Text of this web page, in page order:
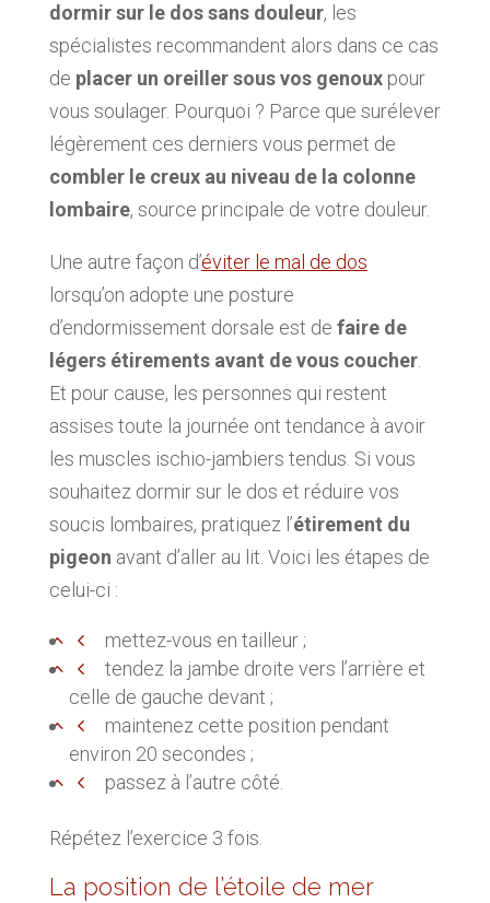
dormir sur le dos sans douleur, les
spécialistes recommandent alors dans ce cas
de placer un oreiller sous vos genouxpour
vous soulager. Pourquoi ? Parce que surélever
légèrement ces derniers vous permet de
combler le creux au niveau de la colonne
lombaire, source principale de votre douleur.
Une autre façon d’éviter le mal de dos
lorsqu’on adopte une posture
d’endormissement dorsale est de faire de
légers étirements avant de vous coucher.
Et pour cause, les personnes qui restent
assises toute la journée ont tendance à avoir
les muscles ischio-jambiers tendus. Si vous
souhaitez dormir sur le dos et réduire vos
soucis lombaires, pratiquez l’étirement du
pigeon avant d’aller au lit. Voici les étapes de
celui-ci :
mettez-vous en tailleur ;
tendez la jambe droite vers l’arrière et
celle de gauche devant ;
maintenez cette position pendant
environ 20 secondes ;
passez à l’autre côté.
Répétez l’exercice 3 fois.
La position de l’étoile de mer